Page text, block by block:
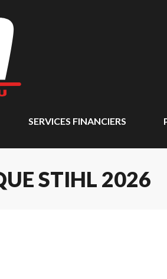
SERVICES FINANCIERS
STIHL 2026